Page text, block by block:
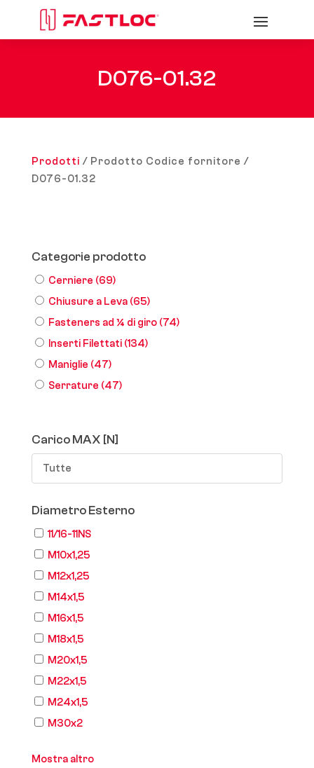
D076-01.32
Prodotti / Prodotto Codice fornitore /
D076-01.32
Categorie prodotto
Cerniere (69)
Chiusure a Leva (65)
Fasteners ad ¼ di giro (74)
Inserti Filettati (134)
Maniglie (47)
Serrature (47)
Carico MAX [N]
Tutte
Diametro Esterno
11/16-11NS
M10x1,25
M12x1,25
M14x1,5
M16x1,5
M18x1,5
M20x1,5
M22x1,5
M24x1,5
M30x2
Mostra altro